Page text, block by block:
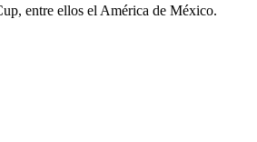
entre ellos el América de México.